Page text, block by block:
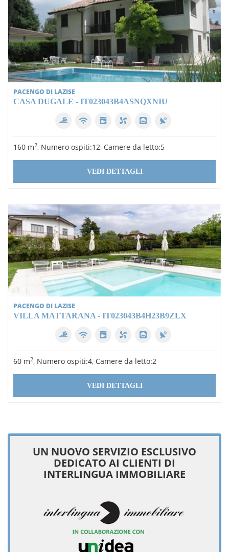
PACENGO DI LAZISE
CASA DUGALE - IT023043B4ASNQXNIU
160 m2, Numero ospiti:12, Camere da letto:5
VEDI DETTAGLI
PACENGO DI LAZISE
VILLA MATTARANA - IT023043B4H23B9ZLX
60 m2, Numero ospiti:4, Camere da letto:2
VEDI DETTAGLI
UN NUOVO SERVIZIO ESCLUSIVO
DEDICATO AI CLIENTI DI
INTERLINGUA IMMOBILIARE